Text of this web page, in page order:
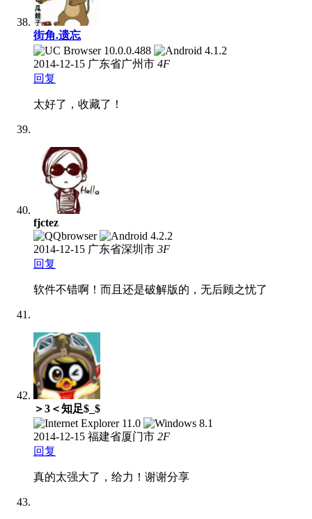
街角.遗忘
2014-12-15 广东省广州市 4F
回复
太好了，收藏了！
fjctez
2014-12-15 广东省深圳市 3F
回复
软件不错啊！而且还是破解版的，无后顾之忧了
＞3＜知足$_$
2014-12-15 福建省厦门市 2F
回复
真的太强大了，给力！谢谢分享